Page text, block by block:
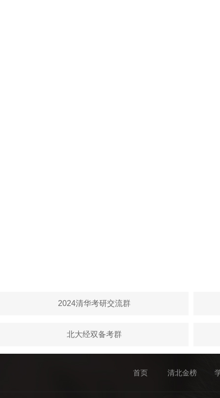
2024清华考研交流群
北大经双备考群
首页 清北金榜